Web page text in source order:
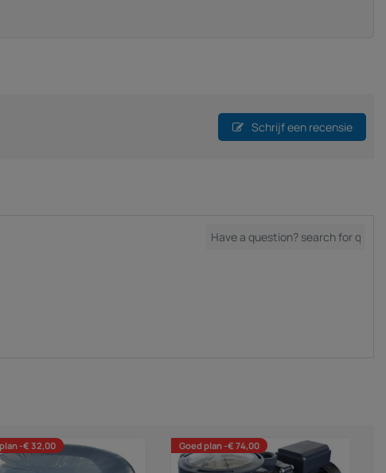
Schrijf een recensie
-€ 32,00 Goed plan -€ 74,00